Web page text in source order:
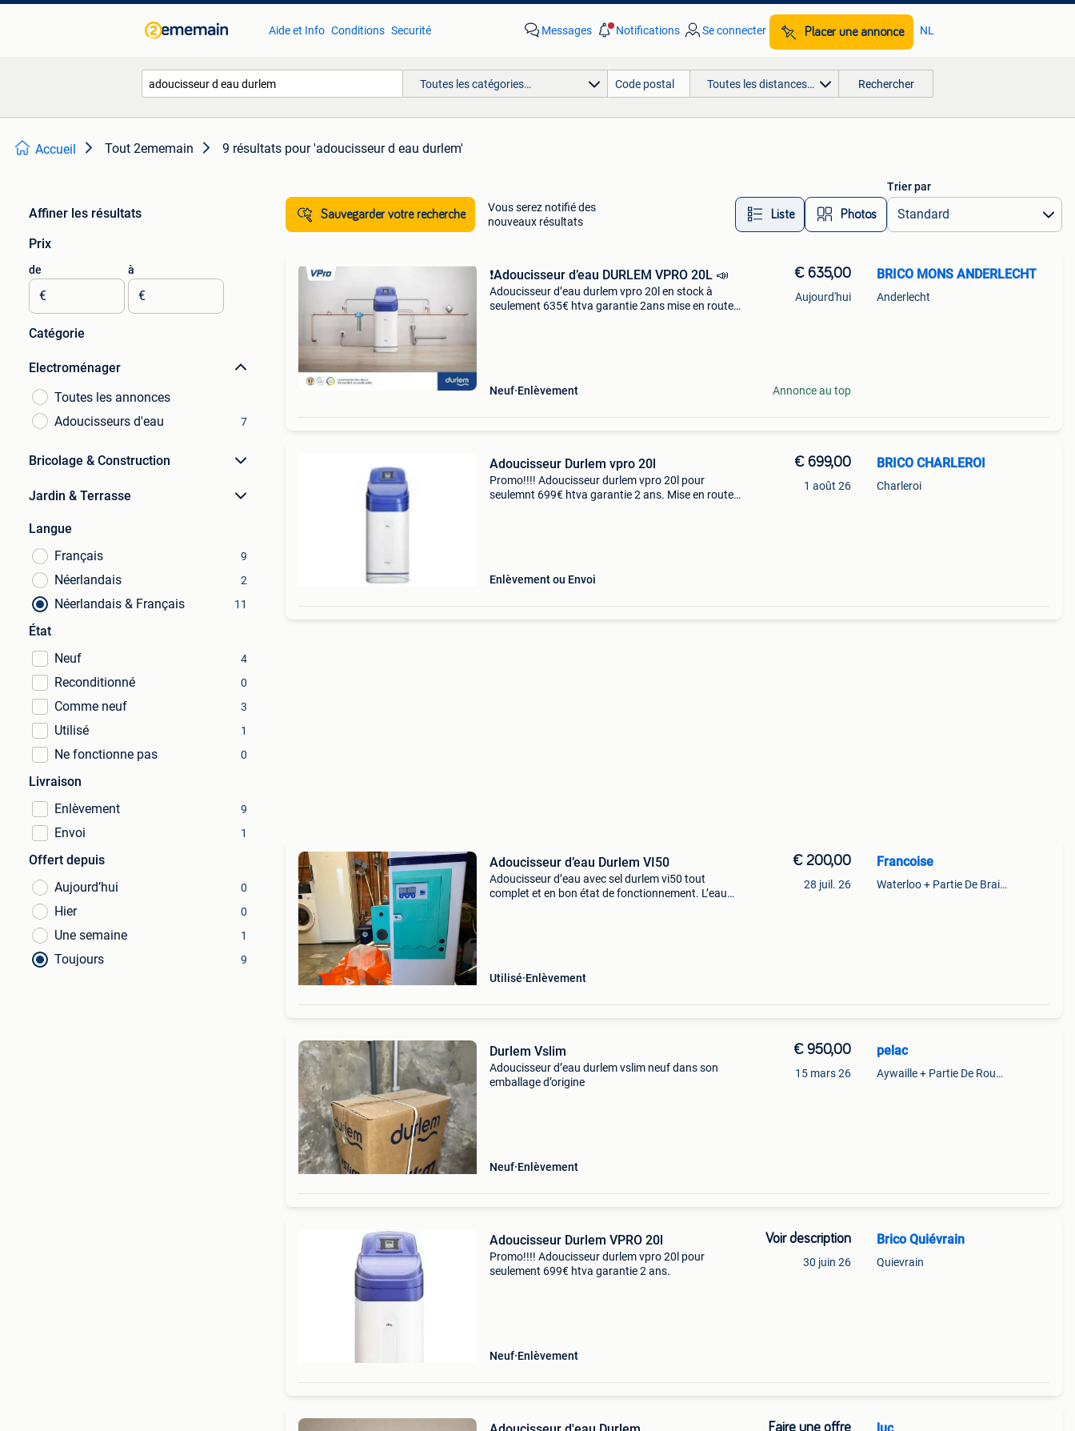
Aide et Info Conditions Securité Messages Notifications Se connecter Placer une annonce NL
Toutes les catégories… Toutes les distances… Rechercher
Accueil Tout 2ememain 9 résultats pour 'adoucisseur d eau durlem'
Affiner les résultats
Prix
de
€
à
€
Catégorie
Electroménager
Toutes les annonces
Adoucisseurs d'eau
7
Bricolage & Construction
Jardin & Terrasse
Langue
Français
9
Néerlandais 2
Néerlandais & Français 11
État
Neuf
4
Reconditionné 0
Comme neuf 3
Utilisé 1
Ne fonctionne pas 0
Livraison
Enlèvement
9
Envoi 1
Offert depuis
Aujourd’hui
0
Hier 0
Une semaine 1
Toujours 9
Sauvegarder votre recherche
Vous serez notifié des
nouveaux résultats
Liste Photos
Trier par
️❗️Adoucisseur d’eau DURLEM VPRO 20L 📣
Adoucisseur d’eau durlem vpro 20l en stock à
seulement 635€ htva garantie 2ans mise en route
Neuf Enlèvement
€ 635,00
Aujourd'hui
Annonce au top
BRICO MONS ANDERLECHT
Anderlecht
Adoucisseur Durlem vpro 20l
Promo!!!! Adoucisseur durlem vpro 20l pour
seulemnt 699€ htva garantie 2 ans. Mise en route
Enlèvement ou Envoi
€ 699,00
1 août 26
BRICO CHARLEROI
Charleroi
Adoucisseur d’eau Durlem VI50
Adoucisseur d’eau avec sel durlem vi50 tout
complet et en bon état de fonctionnement. L’eau
Utilisé Enlèvement
€ 200,00
28 juil. 26
Francoise
Waterloo + Partie De Braine-L'Alleud, De Ohain
Durlem Vslim
Adoucisseur d’eau durlem vslim neuf dans son
emballage d’origine
Neuf Enlèvement
€ 950,00
15 mars 26
pelac
Aywaille + Partie De Rouvreux
Adoucisseur Durlem VPRO 20l
Promo!!!! Adoucisseur durlem vpro 20l pour
seulement 699€ htva garantie 2 ans.
Neuf Enlèvement
Voir description
30 juin 26
Brico Quiévrain
Quievrain
Faire une offre